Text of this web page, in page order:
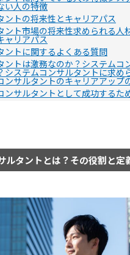
い人の特徴
ントの将来性とキャリアパス
ント市場の将来性求められる人
ャリアパス
ントに関するよくある質問
ントは激務なのか？ システムコ
システムコンサルタントに求め
ンサルタントのキャリアアップ
ンサルタントとして成功するた
ルタントとは？その役割と定